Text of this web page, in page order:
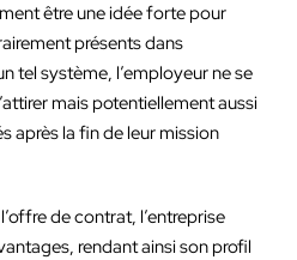
être une idée forte pour
présents dans
tel système, l’employeur ne se
mais potentiellement aussi
après la fin de leur mission
de contrat, l’entreprise
rendant ainsi son profil